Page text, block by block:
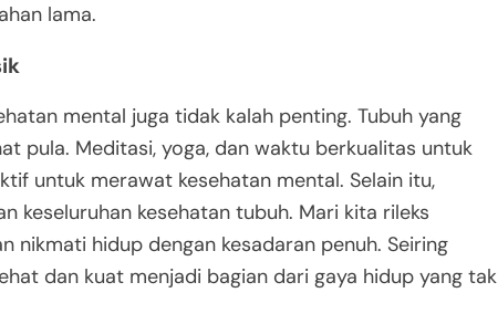
lama.
mental juga tidak kalah penting. Tubuh yang
pula. Meditasi, yoga, dan waktu berkualitas untuk
untuk merawat kesehatan mental. Selain itu,
keseluruhan kesehatan tubuh. Mari kita rileks
nikmati hidup dengan kesadaran penuh. Seiring
dan kuat menjadi bagian dari gaya hidup yang tak